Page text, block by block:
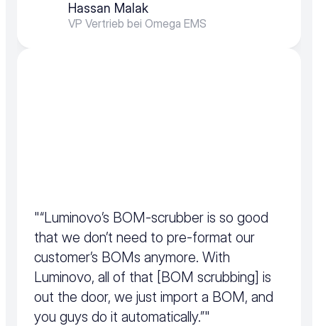
Hassan Malak
VP Vertrieb bei Omega EMS
"“Luminovo’s BOM-scrubber is so good
that we don’t need to pre-format our
customer’s BOMs anymore. With
Luminovo, all of that [BOM scrubbing] is
out the door, we just import a BOM, and
you guys do it automatically.”"